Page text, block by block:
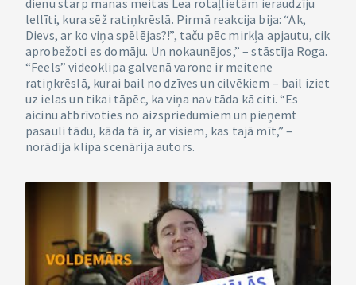
dienu starp manas meitas Lea rotaļlietām ieraudzīju
lellīti, kura sēž ratiņkrēslā. Pirmā reakcija bija: “Ak,
Dievs, ar ko viņa spēlējas?!”, taču pēc mirkļa apjautu, cik
aprobežoti es domāju. Un nokaunējos,” – stāstīja Roga.
“Feels” videoklipa galvenā varone ir meitene
ratiņkrēslā, kurai bail no dzīves un cilvēkiem – bail iziet
uz ielas un tikai tāpēc, ka viņa nav tāda kā citi. “Es
aicinu atbrīvoties no aizspriedumiem un pieņemt
pasauli tādu, kāda tā ir, ar visiem, kas tajā mīt,” –
norādīja klipa scenārija autors.